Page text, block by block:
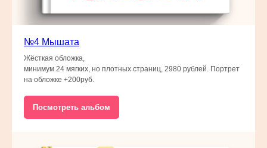
№4 Мышата
Жёсткая обложка,
минимум 24 мягких, но плотных страниц, 2980 рублей. Портрет
на обложке +200руб.
Посмотреть альбом